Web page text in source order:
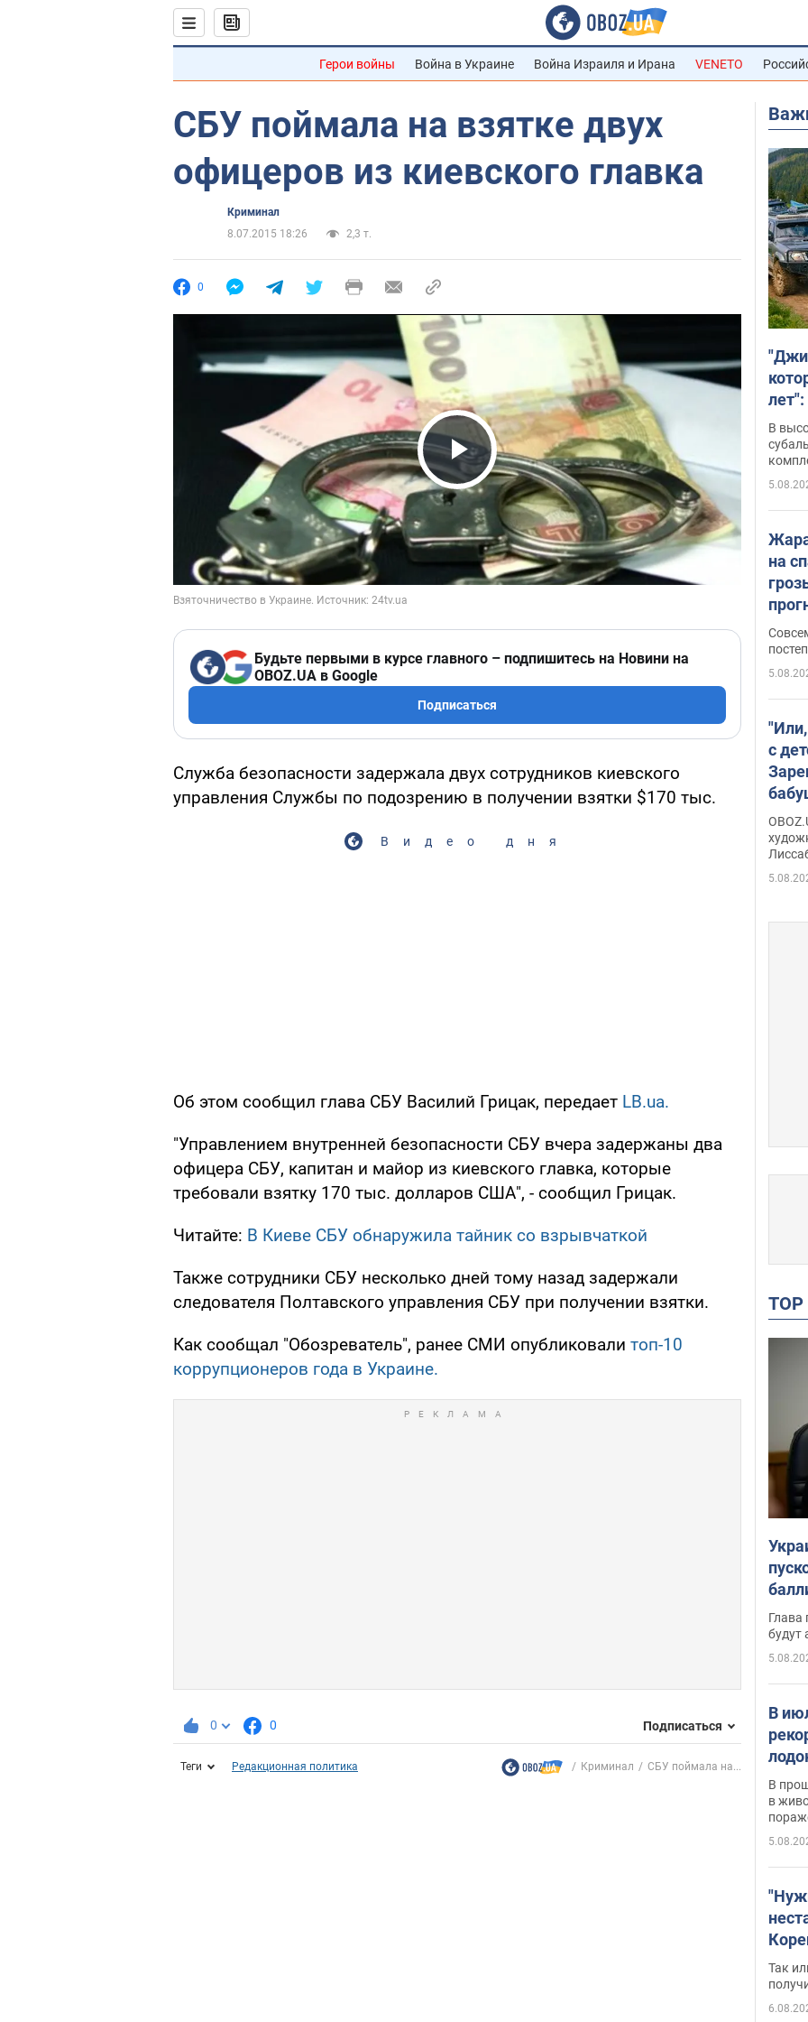
Герои войны Война в Украине Война Израиля и Ирана VENETO
СБУ поймала на взятке двух
офицеров из киевского главка
Криминал
8.07.2015 18:26
2,3 т.
0
Play Video
Будьте первыми в курсе главного – подпишитесь на Новини на
OBOZ.UA в Google
Подписаться
Служба безопасности задержала двух сотрудников киевского
управления Службы по подозрению в получении взятки $170 тыс.
Видео дня
Об этом сообщил глава СБУ Василий Грицак, передает LB.ua.
"Управлением внутренней безопасности СБУ вчера задержаны два
офицера СБУ, капитан и майор из киевского главка, которые
требовали взятку 170 тыс. долларов США", - сообщил Грицак.
Читайте: В Киеве СБУ обнаружила тайник со взрывчаткой
Также сотрудники СБУ несколько дней тому назад задержали
следователя Полтавского управления СБУ при получении взятки.
Как сообщал "Обозреватель", ранее СМИ опубликовали топ-10
коррупционеров года в Украине.
0 0 Подписаться
Теги Редакционная политика Криминал СБУ поймала на...
В
на
с
сына
Глава
будут
В
В
в
Так